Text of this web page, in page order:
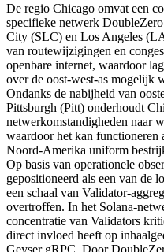
De regio Chicago omvat een
specifieke netwerk
City (SLC) en Los Angeles
van routewijzigingen en
openbare internet, waardoor
over de oost-west-as mogelijk
Ondanks de nabijheid van
Pittsburgh (Pitt) onderhoudt
netwerkomstandigheden naar
waardoor het kan functioneren
Noord-Amerika uniform
Op basis van operationele
gepositioneerd als een van de
een schaal van Validator-
overtroffen. In het Solana-
concentratie van Validators
direct invloed heeft op
Geyser gRPC. Door